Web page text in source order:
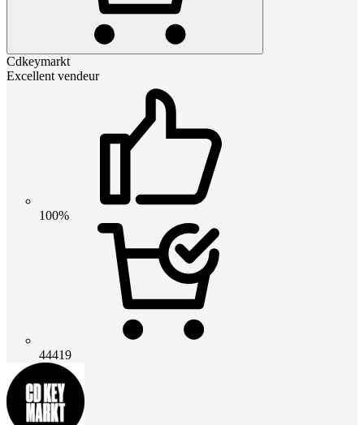
Cdkeymarkt
Excellent vendeur
100%
44419